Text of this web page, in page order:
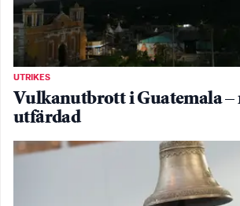
UTRIKES
Vulkanutbrott i Guatemala –
utfärdad